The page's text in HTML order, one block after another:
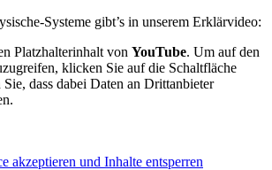
Systeme gibt’s in unserem Erklärvideo:
Platzhalterinhalt von YouTube. Um auf den
klicken Sie auf die Schaltfläche
dass dabei Daten an Drittanbieter
akzeptieren und Inhalte entsperren